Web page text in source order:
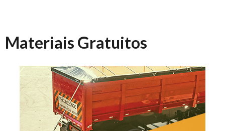
Materiais Gratuitos